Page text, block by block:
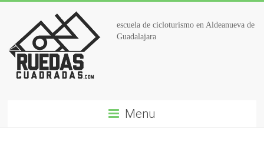
escuela de cicloturismo en Aldeanueva de
Guadalajara
Menu